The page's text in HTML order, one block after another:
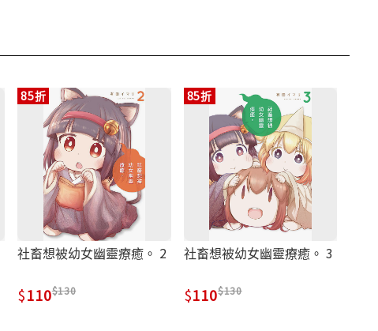
85折
社畜想被幼女幽靈療癒。 2
110 130
85折
社畜想被幼女幽靈療癒。 3
110 130